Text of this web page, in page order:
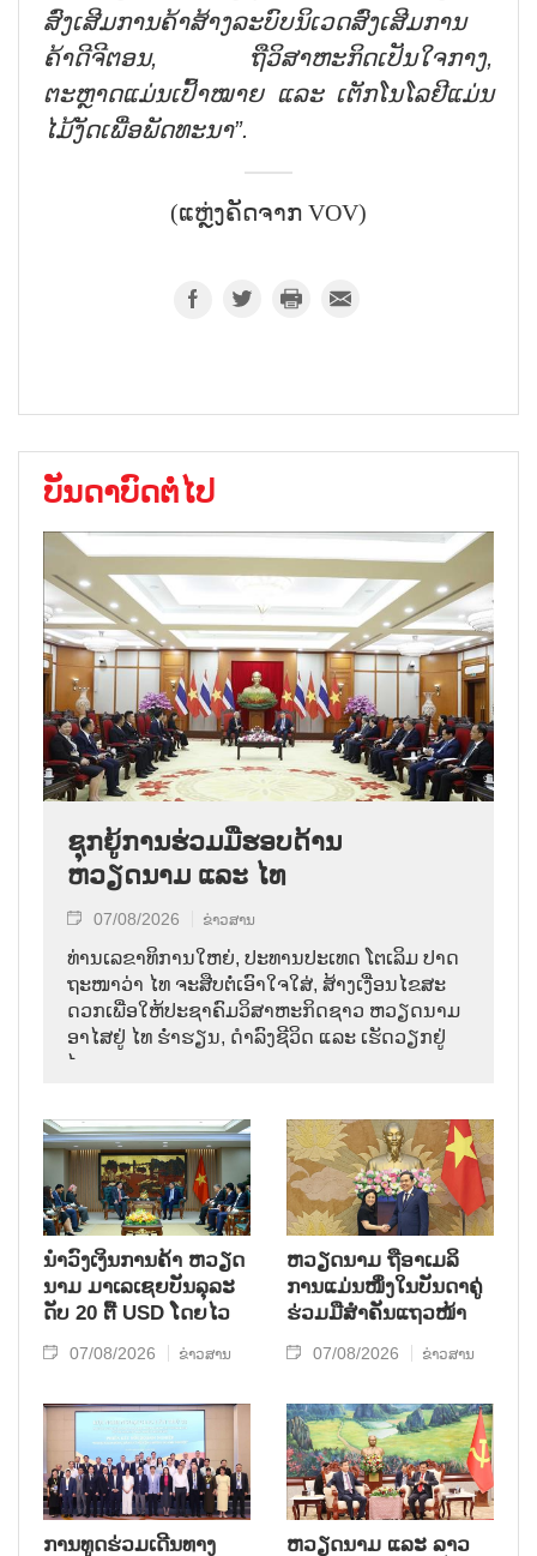
ສົ່ງເສີມການຄ້າສ້າງລະບົບນິເວດສົ່ງເສີມການ
ຄ້າດີຈີຕອນ, ຖືວິສາຫະກິດເປັນໃຈກາງ,
ຕະຫຼາດແມ່ນເປົ້າໝາຍ ແລະ ເຕັກໂນໂລຢີແມ່ນ
ໄມ້ງັດເພື່ອພັດທະນາ”.
(ແຫຼ່ງຄັດຈາກ VOV)
ບັນດາບົດຕໍ່ໄປ
ຊຸກຍູ້ການຮ່ວມມືຮອບດ້ານ
ຫວຽດນາມ ແລະ ໄທ
07/08/2026 ຂ່າວສານ
ທ່ານ​ເລ​ຂາ​ທິ​ການ​ໃຫຍ່, ປະ​ທານ​ປະ​ເທດ ໂຕ​ເລິມ ປາດ​
ຖະ​ໜາ​ວ່າ ໄທ​ ຈະ​ສືບ​ຕໍ່​ເອົາ​ໃຈ​ໃສ່, ສ້າງ​ເງື່ອນ​ໄຂ​ສະ​
ດວກ​ເພື່ອ​ໃຫ້​ປະ​ຊາ​ຄົມ​ວ​ິ​ສາ​ຫະ​ກິດ​ຊາວ ຫວຽດ​ນາມ
ອາ​ໄສ​ຢູ່ ໄທ ຮ່ຳ​ຮຽນ, ດຳ​ລົງ​ຊີ​ວິດ ແລະ ເຮັດ​ວຽກ​ຢູ່​
ໄທ.
ນຳ​ວົງ​ເງິນ​ການ​ຄ້າ ຫວຽດ​
ນາມ ມາ​ເລ​ເຊຍ​ບັນ​ລຸ​ລະ​
ດັບ 20 ຕື້ USD ໂດຍ​ໄວ
07/08/2026 ຂ່າວສານ
ຫ​ວຽດ​ນາມ ຖື​ອາ​ເມ​ລິ​
ການ​ແມ່ນ​ໜຶ່ງ​ໃນ​ບັນ​ດາ​ຄູ່​
ຮ່ວມ​ມື​ສຳ​ຄັນ​ແຖວ​ໜ້າ
07/08/2026 ຂ່າວສານ
ການ​ທູດ​ຮ່ວມ​ເດີນ​ທາງ​ ຫວຽດ​ນາມ ແລະ ລາວ​